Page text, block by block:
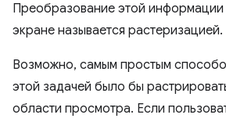
Преобразование этой информации
экране называется растеризацией.
Возможно, самым простым
этой задачей было бы
области просмотра. Если